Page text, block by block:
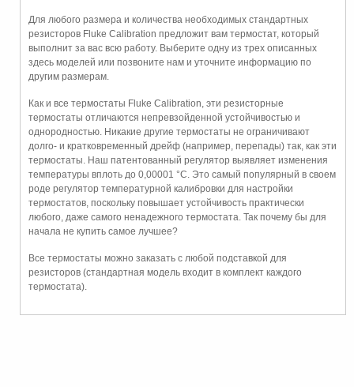
Для любого размера и количества необходимых стандартных
резисторов Fluke Calibration предложит вам термостат, который
выполнит за вас всю работу. Выберите одну из трех описанных
здесь моделей или позвоните нам и уточните информацию по
другим размерам.
Как и все термостаты Fluke Calibration, эти резисторные
термостаты отличаются непревзойденной устойчивостью и
однородностью. Никакие другие термостаты не ограничивают
долго- и кратковременный дрейф (например, перепады) так, как эти
термостаты. Наш патентованный регулятор выявляет изменения
температуры вплоть до 0,00001 °C. Это самый популярный в своем
роде регулятор температурной калибровки для настройки
термостатов, поскольку повышает устойчивость практически
любого, даже самого ненадежного термостата. Так почему бы для
начала не купить самое лучшее?
Все термостаты можно заказать с любой подставкой для
резисторов (стандартная модель входит в комплект каждого
термостата).